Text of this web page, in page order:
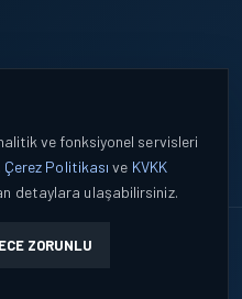
ve Analiz Platformu. Tüm
ve tercih yönetimi
ve fonksiyonel servisleri
Çerez Politikası ve KVKK
detaylara ulaşabilirsiniz.
ZORUNLU